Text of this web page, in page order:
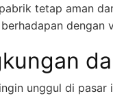
tetap aman
dengan
unggul di